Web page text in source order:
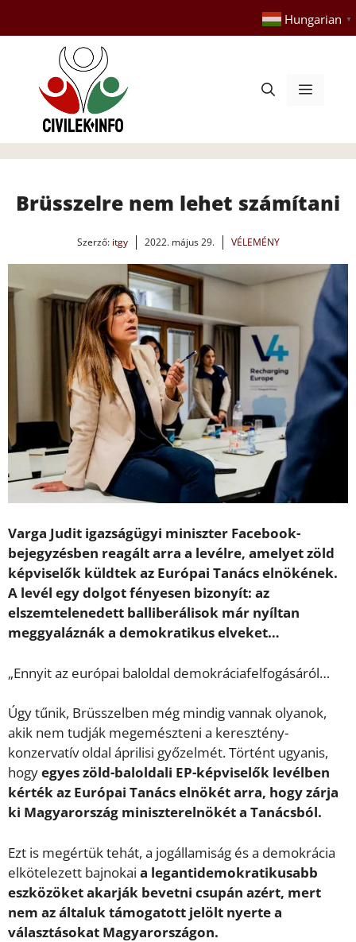
tartalomba
Hungarian ▼
Menü
Brüsszelre nem lehet számítani
Szerző: itgy 2022. május 29. VÉLEMÉNY
Varga Judit igazságügyi miniszter Facebook-
bejegyzésben reagált arra a levélre, amelyet zöld
képviselők küldtek az Európai Tanács elnökének.
A levél egy dolgot fényesen bizonyít: az
elszemtelenedett balliberálisok már nyíltan
meggyaláznák a demokratikus elveket…
„Ennyit az európai baloldal demokráciafelfogásáról…
Úgy tűnik, Brüsszelben még mindig vannak olyanok,
akik nem tudják megemészteni a keresztény-
konzervatív oldal áprilisi győzelmét. Történt ugyanis,
hogyegyes zöld-baloldali EP-képviselők levélben
kérték az Európai Tanács elnökét arra, hogy zárja
ki Magyarország miniszterelnökét a Tanácsból.
Ezt is megértük tehát, a jogállamiság és a demokrácia
elkötelezett bajnokai a legantidemokratikusabb
eszközöket akarják bevetni csupán azért, mert
nem az általuk támogatott jelölt nyerte a
választásokat Magyarországon.